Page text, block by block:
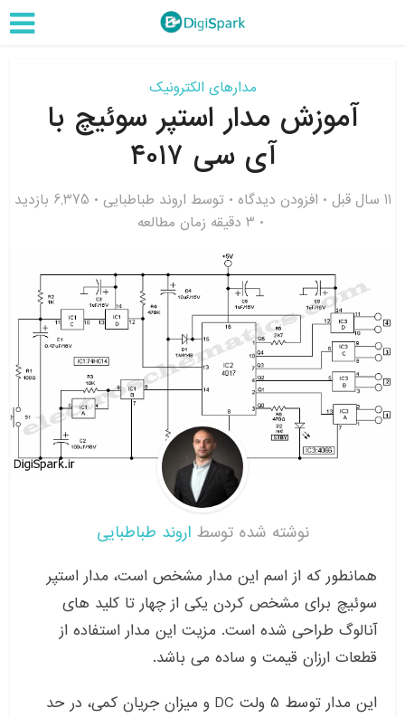
مدارهای الکترونیک
آموزش مدار استپر سوئیچ با
آی سی ۴۰۱۷
11 سال قبل افزودن دیدگاه توسط اروند طباطبایی
6,375 بازدید
3 دقیقه زمان مطالعه
نوشته شده توسط اروند طباطبایی
همانطور که از اسم این مدار مشخص است، مدار استپر
سوئیچ برای مشخص کردن یکی از چهار تا کلید های
آنالوگ طراحی شده است. مزیت این مدار استفاده از
قطعات ارزان قیمت و ساده می باشد.
این مدار توسط ۵ ولت DC و میزان جریان کمی، در حد